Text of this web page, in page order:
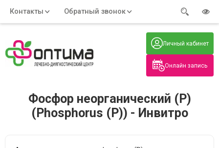
Онлайн запись
Личный кабинет
Контакты
Обратный звонок
Адрес:
Часы работы: Телефон:
+7 (914) 579-77-99
Нажмите на номер, чтобы
позвонить
Фосфор неорганический (P)
(Phosphorus (P)) - Инвитро